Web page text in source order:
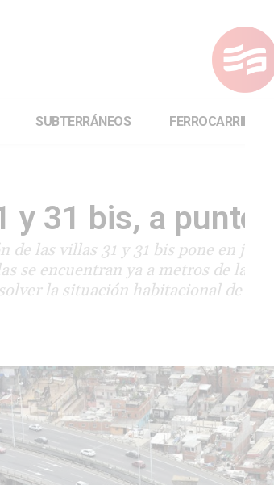
SUBTERRÁNEOS FERROCARRILES
y 31 bis, a punto
de las villas 31 y 31 bis pone en
se encuentran ya a metros de la
la situación habitacional de